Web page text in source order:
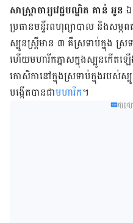
សាស្ត្រាចារ្យវេជ្ជបណ្ឌិត គាន់ អូន
ប្រធានមន្ទីរពហុព្យាបាល និង​សម្ភ
ស្បូន​ស្រ្តីមាន ៣ គឺស្រទាប់ក្នុង ស្
ហើយមហារីកភ្នាសក្នុងស្បូនកើត
កោសិកា​នៅក្នុងស្រទាប់ក្នុងរបស់ស្
បង្កើតបានជាមហារីក។
ផ្សព្វ